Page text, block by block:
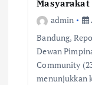
Masyarakat
admin
Bandung,
Dewan
Community
menunjukkan